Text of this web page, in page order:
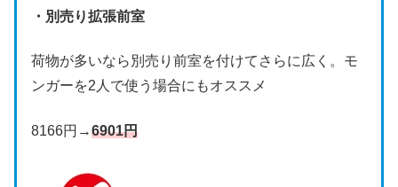
・別売り拡張前室
荷物が多いなら別売り前室を付けてさらに広く。モ
ンガーを2人で使う場合にもオススメ
8166円→6901円